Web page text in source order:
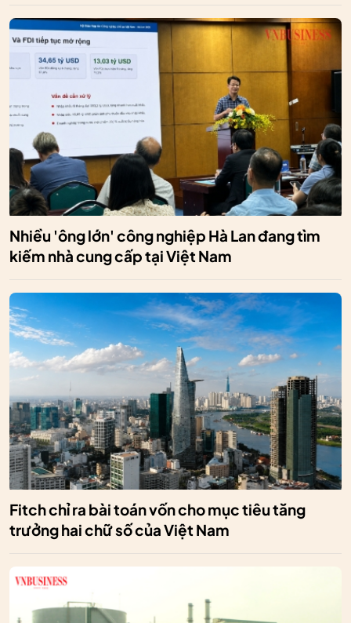
Nhiều 'ông lớn' công nghiệp Hà Lan đang tìm
kiếm nhà cung cấp tại Việt Nam
Fitch chỉ ra bài toán vốn cho mục tiêu tăng
trưởng hai chữ số của Việt Nam